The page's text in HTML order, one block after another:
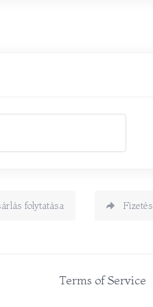
folytatása Fizetés
Terms of Service